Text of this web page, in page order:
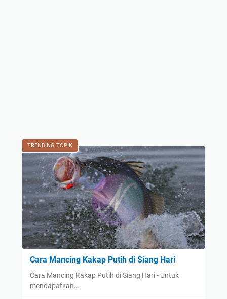
TRENDING TOPIK
Cara Mancing Kakap Putih di Siang Hari
Cara Mancing Kakap Putih di Siang Hari - Untuk
mendapatkan…